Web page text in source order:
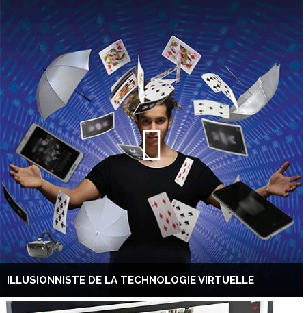
ILLUSIONNISTE DE LA TECHNOLOGIE VIRTUELLE